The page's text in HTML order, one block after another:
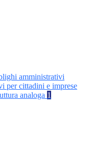
amministrativi
per cittadini e imprese
analoga 1